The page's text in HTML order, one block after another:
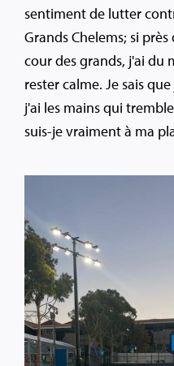
sentiment de lutter
Grands Chelems; si
cour des grands, j'ai du
rester calme. Je sais
j'ai les mains qui
suis-je vraiment à ma